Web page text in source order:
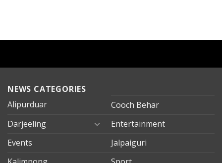
NEWS CATEGORIES
Alipurduar
Cooch Behar
Darjeeling
Entertainment
Events
Jalpaiguri